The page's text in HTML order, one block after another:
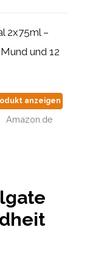
2x75ml –
und 12
anzeigen
Amazon.de